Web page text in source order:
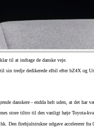
til at indtage de danske veje.
sin tredje dedikerede elbil efter bZ4X og
danskere - endda helt uden, at det har
store tiltro til den vanligt høje Toyota-
firehjulstrukne udgave accelererer